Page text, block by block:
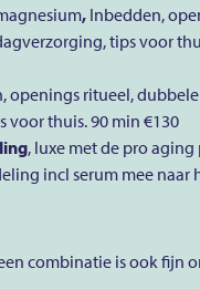
, Inbedden,
tips voor
openings ritueel,
voor thuis. 90 min €130
, luxe met de pro
incl serum mee naar
combinatie is ook fijn